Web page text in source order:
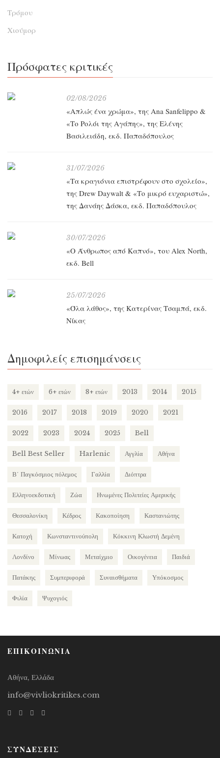
Τρόμου
Χιούμορ
Πρόσφατες κριτικές
02/08/2026
«Απλώς ένα χρώμα», της Ana Sanfelippo &
«Το Ρολόι της Αγάπης», της Ελένης
Βασιλειάδη, εκδ. Παπαδόπουλος
31/07/2026
«Τα κραγιόνια επιστρέφουν στο σχολείο»,
της Drew Daywalt & «Το μικρό ευχαριστώ»,
της Δανάης Δάσκα, εκδ. Παπαδόπουλος
30/07/2026
«O Άνθρωπος από Καπνό», του Alex North,
εκδ. Bell
25/07/2026
«Όλα λάθος», της Κατερίνας Τσαμπά, εκδ.
Νίκας
Δημοφιλείς επισημάνσεις
4+ ετών 6+ ετών 8+ ετών 2013 2014 2015
2016 2017 2018 2019 2020 2021
2022 2023 2024 2025 Bell
Bell Best Seller Harlenic Αγγλία Αθήνα
Β΄ Παγκόσμιος πόλεμος Γαλλία Διόπτρα
Ελληνοεκδοτική Ζώα Ηνωμένες Πολιτείες Αμερικής
Θεσσαλονίκη Κέδρος Κακοποίηση Καστανιώτης
Κατοχή Κωνσταντινούπολη Κόκκινη Κλωστή Δεμένη
Λονδίνο Μίνωας Μεταίχμιο Οικογένεια Παιδιά
Πατάκης Συμπεριφορά Συναισθήματα Υπόκοσμος
Φιλία Ψυχογιός
ΕΠΙΚΟΙΝΩΝΙΑ
Αθήνα, Ελλάδα
info@vivliokritikes.com
ΣΥΝΔΕΣΕΙΣ